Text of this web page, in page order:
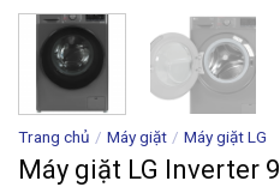
Trang chủ / Máy giặt / Máy giặt LG
Máy giặt LG Inverter